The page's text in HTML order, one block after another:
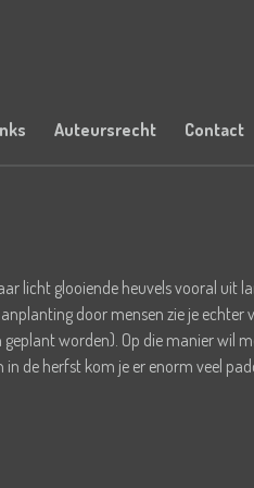
Auteursrecht Contact
licht glooiende heuvels vooral uit
door mensen zie je echter
worden). Op die manier wil
de herfst kom je er enorm veel